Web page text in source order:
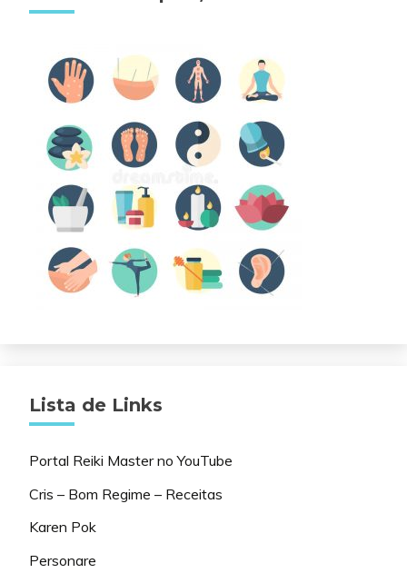
Lista de Links
Portal Reiki Master no YouTube
Cris – Bom Regime – Receitas
Karen Pok
Personare